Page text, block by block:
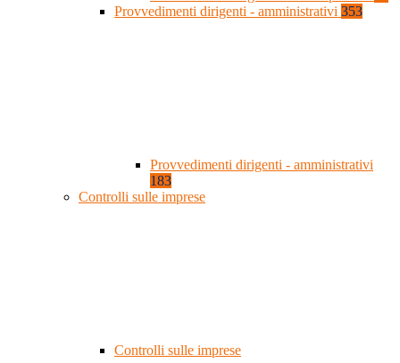
Provvedimenti dirigenti - amministrativi 353
Provvedimenti dirigenti - amministrativi
183
Controlli sulle imprese
Controlli sulle imprese